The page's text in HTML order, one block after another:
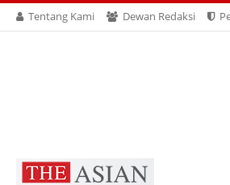
Tentang Kami Dewan Redaksi